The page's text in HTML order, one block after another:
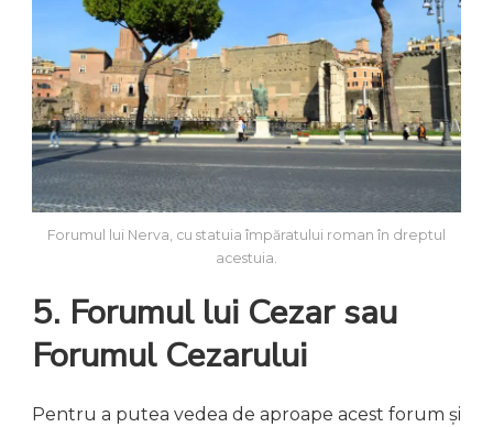
Forumul lui Nerva, cu statuia împăratului roman în dreptul
acestuia.
5. Forumul lui Cezar sau
Forumul Cezarului
Pentru a putea vedea de aproape acest forum și